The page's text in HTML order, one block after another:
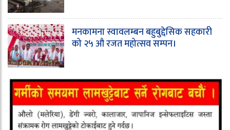
मनकामना स्वावलम्बन बहुबुद्देसिक सहकारी
को २५ औ रजत महोत्सव सम्पन।